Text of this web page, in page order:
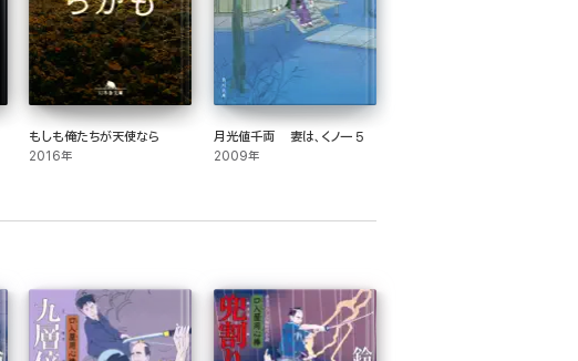
もしも俺たちが天使なら
2016年
月光値千両 妻は、くノ一 5
2009年